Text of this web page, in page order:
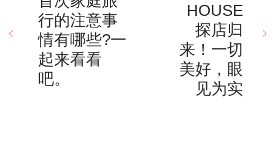
行的注意事
情有哪些?一
起来看看
吧。
HOUSE
探店归
来！一切
美好，眼
见为实